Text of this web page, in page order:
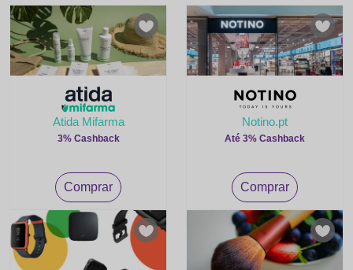
Atida Mifarma
3% Cashback
Comprar
Notino.pt
Até 3% Cashback
Comprar